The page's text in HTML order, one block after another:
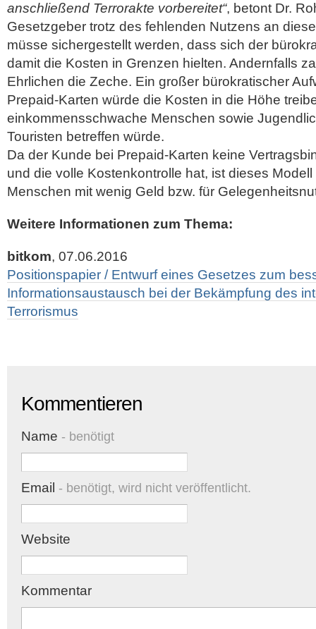
anschließend Terrorakte vorbereitet“, betont Dr.
Gesetzgeber trotz des fehlenden Nutzens an
müsse sichergestellt werden, dass sich der
damit die Kosten in Grenzen hielten. Andernfalls
Ehrlichen die Zeche. Ein großer bürokratischer
Prepaid-Karten würde die Kosten in die Höhe
einkommensschwache Menschen sowie
Touristen betreffen würde.
Da der Kunde bei Prepaid-Karten keine
und die volle Kostenkontrolle hat, ist dieses
Menschen mit wenig Geld bzw. für
Weitere Informationen zum Thema:
bitkom, 07.06.2016
Positionspapier / Entwurf eines Gesetzes zum
Informationsaustausch bei der Bekämpfung des
Terrorismus
Kommentieren
Name - benötigt
Email - benötigt, wird nicht veröffentlicht.
Website
Kommentar